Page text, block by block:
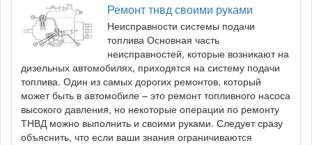
Ремонт тнвд своими руками
Неисправности системы подачи
топлива Основная часть
неисправностей, которые возникают на
дизельных автомобилях, приходятся на систему подачи
топлива. Один из самых дорогих ремонтов, который
может быть в автомобиле – это ремонт топливного насоса
высокого давления, но некоторые операции по ремонту
ТНВД можно выполнить и своими руками. Следует сразу
объяснить, что если ваши знания ограничиваются